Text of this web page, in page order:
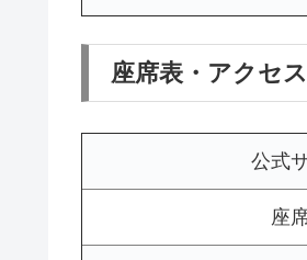
座席表・アクセ
公式
座